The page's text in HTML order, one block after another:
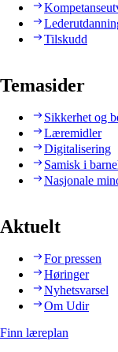
Tilskudd
Temasider
Sikkerhet og
Læremidler
Digitalisering
Samisk i
Nasjonale
Aktuelt
For pressen
Høringer
Nyhetsvarsel
Om Udir
Finn læreplan